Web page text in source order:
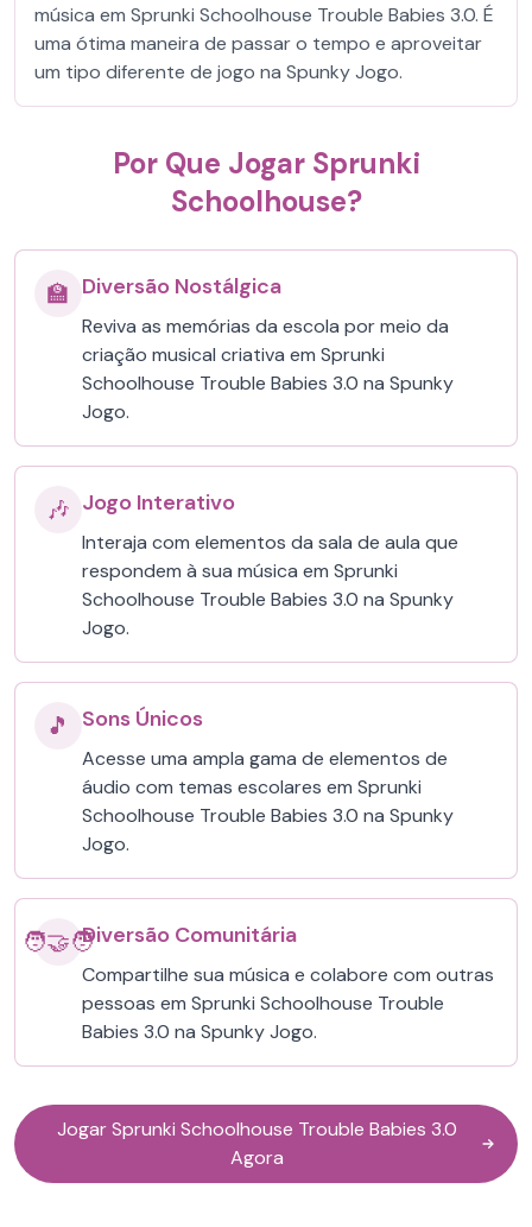
música em Sprunki Schoolhouse Trouble Babies 3.0. É
uma ótima maneira de passar o tempo e aproveitar
um tipo diferente de jogo na Spunky Jogo.
Por Que Jogar Sprunki
Schoolhouse?
🏫 Diversão Nostálgica
Reviva as memórias da escola por meio da
criação musical criativa em Sprunki
Schoolhouse Trouble Babies 3.0 na Spunky
Jogo.
🎶 Jogo Interativo
Interaja com elementos da sala de aula que
respondem à sua música em Sprunki
Schoolhouse Trouble Babies 3.0 na Spunky
Jogo.
🎵 Sons Únicos
Acesse uma ampla gama de elementos de
áudio com temas escolares em Sprunki
Schoolhouse Trouble Babies 3.0 na Spunky
Jogo.
🧑‍🤝‍🧑Diversão Comunitária
Compartilhe sua música e colabore com outras
pessoas em Sprunki Schoolhouse Trouble
Babies 3.0 na Spunky Jogo.
Jogar Sprunki Schoolhouse Trouble Babies 3.0
Agora